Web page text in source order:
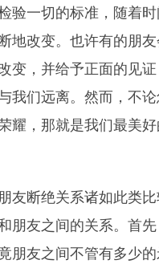
验一切的标准，随着
地改变。也许有的朋
变，并给予正面的见
我们远离。然而，不论
耀，那就是我们最美
友断绝关系诸如此类
朋友之间的关系。首
朋友之间不管有多少